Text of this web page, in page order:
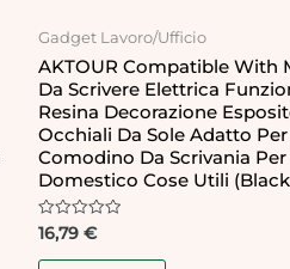
Gadget Lavoro/Ufficio
AKTOUR Compatible With
Da Scrivere Elettrica
Resina Decorazione
Occhiali Da Sole Adatto Per
Comodino Da Scrivania
Domestico Cose Utili
Rated
0
out
16,79 €